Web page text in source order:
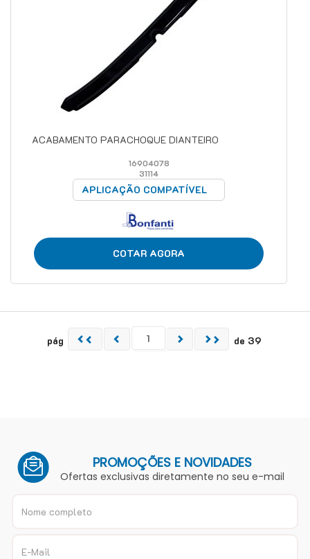
ACABAMENTO PARACHOQUE DIANTEIRO
16904078
31114
APLICAÇÃO COMPATÍVEL
COTAR AGORA
pág de 39
PROMOÇÕES E NOVIDADES
Ofertas exclusivas diretamente no seu e-mail